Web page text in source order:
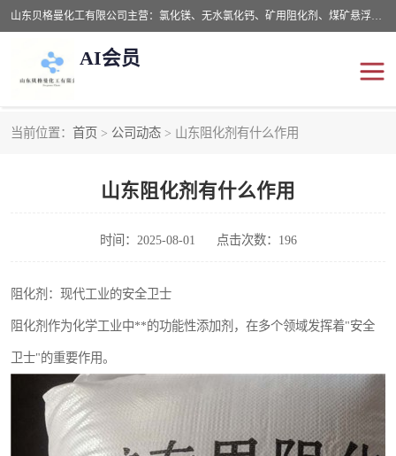
山东贝格曼化工有限公司主营：氯化镁、无水氯化钙、矿用阻化剂、煤矿悬浮剂、道路抑尘剂、氢氧化镁，防灭火剂等，公司位于山东省潍坊市滨海经济开发区,是专业从事对各种精细化工集研究、开发、制造于一体的现代化大型跨境化工企业，公司本着诚信经营、给每一位客户提供专业服务。
AI会员
当前位置： 首页 > 公司动态 > 山东阻化剂有什么作用
山东阻化剂有什么作用
时间：2025-08-01 点击次数：196
阻化剂：现代工业的安全卫士
阻化剂作为化学工业中**的功能性添加剂，在多个领域发挥着"安全
卫士"的重要作用。
氯化钙
抑尘剂
氢氧化镁